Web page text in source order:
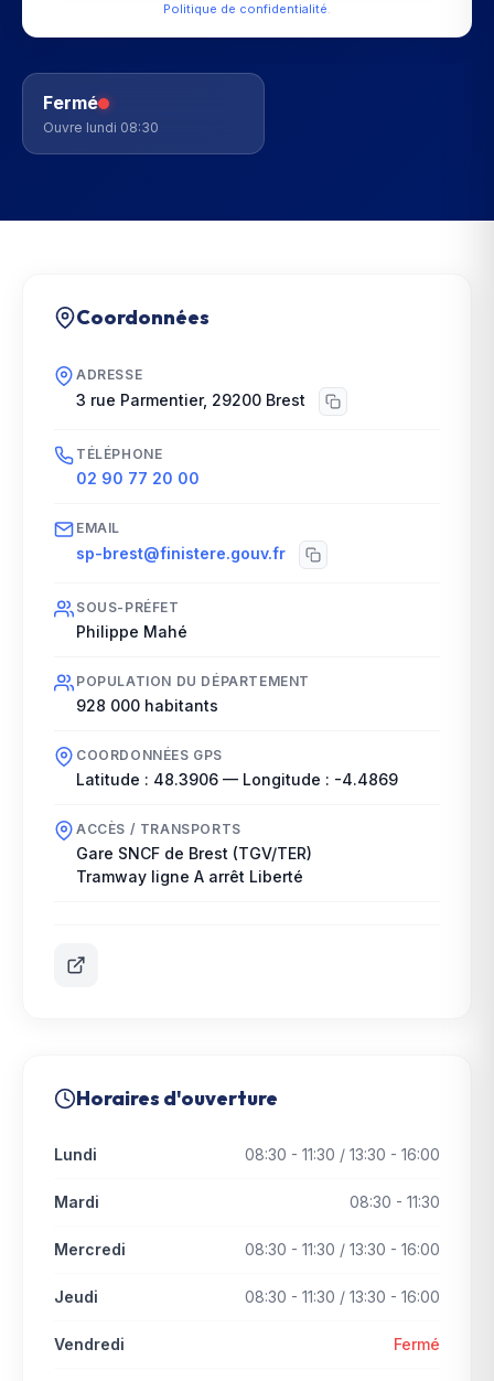
Politique de confidentialité.
Fermé
Ouvre lundi 08:30
Coordonnées
ADRESSE
3 rue Parmentier, 29200 Brest
TÉLÉPHONE
02 90 77 20 00
EMAIL
sp-brest@finistere.gouv.fr
SOUS-PRÉFET
Philippe Mahé
POPULATION DU DÉPARTEMENT
928 000 habitants
COORDONNÉES GPS
Latitude : 48.3906 — Longitude : -4.4869
ACCÈS / TRANSPORTS
Gare SNCF de Brest (TGV/TER)
Tramway ligne A arrêt Liberté
Horaires d'ouverture
Lundi 08:30 - 11:30 / 13:30 - 16:00
Mardi 08:30 - 11:30
Mercredi 08:30 - 11:30 / 13:30 - 16:00
Jeudi 08:30 - 11:30 / 13:30 - 16:00
Vendredi Fermé